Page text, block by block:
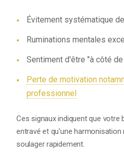
Évitement systématique
Ruminations mentales
Sentiment d'être "à côté
Perte de motivation
professionnel
Ces signaux indiquent que votre
entravé et qu'une
soulager rapidement.